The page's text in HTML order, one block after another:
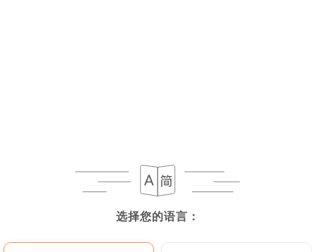
选择您的语言：
选择您的语言：